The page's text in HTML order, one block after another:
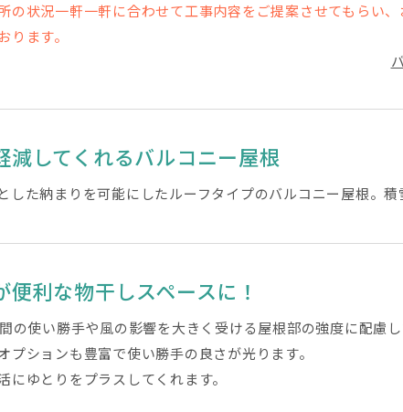
の状況一軒一軒に合わせて工事内容をご提案させてもらい
ります。
減してくれるバルコニー屋根
した納まりを可能にしたルーフタイプのバルコニー屋根。積
利な物干しスペースに！
の使い勝手や風の影響を大きく受ける屋根部の強度に配慮し
プションも豊富で使い勝手の良さが光ります。
ゆとりをプラスしてくれます。